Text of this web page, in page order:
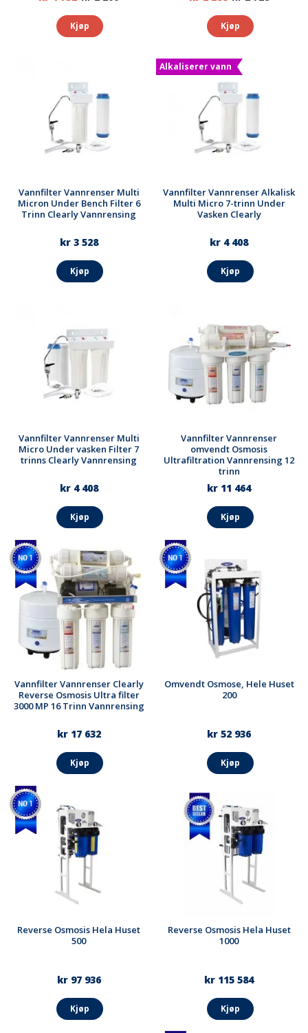
Kjøp Kjøp
Vannfilter Vannrenser Multi
Micron Under Bench Filter 6
Trinn Clearly Vannrensing
kr 3 528
Kjøp
Alkaliserer vann
Vannfilter Vannrenser Alkalisk
Multi Micro 7-trinn Under
Vasken Clearly
kr 4 408
Kjøp
Vannfilter Vannrenser Multi
Micro Under vasken Filter 7
trinns Clearly Vannrensing
kr 4 408
Kjøp
Vannfilter Vannrenser
omvendt Osmosis
Ultrafiltration Vannrensing 12
trinn
kr 11 464
Kjøp
Vannfilter Vannrenser Clearly
Reverse Osmosis Ultra filter
3000 MP 16 Trinn Vannrensing
kr 17 632
Kjøp
Omvendt Osmose, Hele Huset
200
kr 52 936
Kjøp
Reverse Osmosis Hela Huset
500
kr 97 936
Kjøp
Reverse Osmosis Hela Huset
1000
kr 115 584
Kjøp